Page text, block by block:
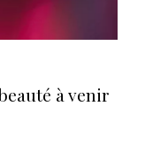
à venir